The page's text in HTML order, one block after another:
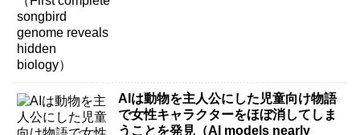
AIは動物を主人公にした児童向け物語
で女性キャラクターをほぼ消してしま
うことを発見（AI models nearly